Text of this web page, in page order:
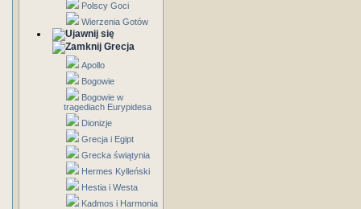
Polscy Goci
Wierzenia Gotów
Grecja
Apollo
Bogowie
Bogowie w
tragediach Eurypidesa
Dionizje
Grecja i Egipt
Grecka świątynia
Hermes Kylleński
Hestia i Westa
Kadmos i Harmonia